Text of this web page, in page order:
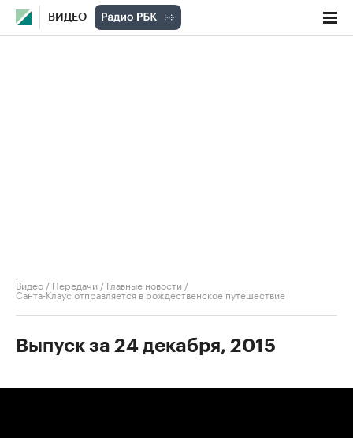
ВИДЕО
Видео / Передачи / Главные новости /
Санта-Клаус отправляется в рождественское путешествие
Выпуск за 24 декабря, 2015